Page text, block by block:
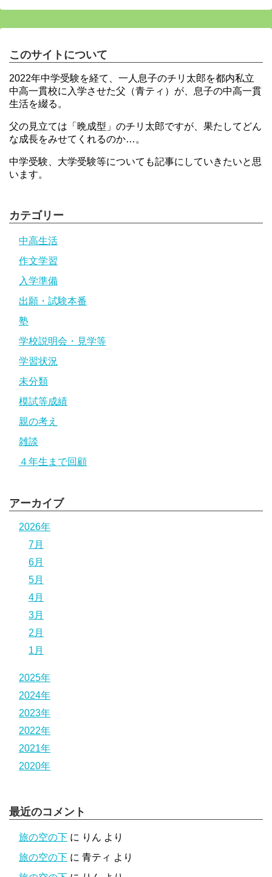
このサイトについて
2022年中学受験を経て、一人息子のチリ太郎を都内私立
中高一貫校に入学させた父（青ティ）が、息子の中高一貫
生活を綴る。
父の見立ては「晩成型」のチリ太郎ですが、果たしてどん
な成長をみせてくれるのか…。
中学受験、大学受験等についても記事にしていきたいと思
います。
カテゴリー
中高生活
作文学習
入学準備
出願・試験本番
塾
学校説明会・見学等
学習状況
未分類
模試等成績
親の考え
雑談
４年生まで回顧
アーカイブ
2026年
7月
6月
5月
4月
3月
2月
1月
2025年
2024年
2023年
2022年
2021年
2020年
最近のコメント
旅の空の下 に りん より
旅の空の下 に 青ティ より